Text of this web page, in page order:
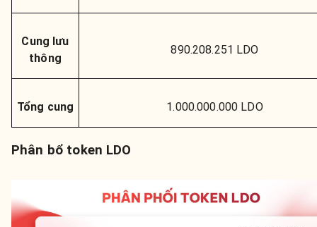
Cung lưu
thông
890.208.251 LDO
Tổng cung 1.000.000.000 LDO
Phân bổ token LDO